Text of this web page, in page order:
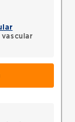
vascular